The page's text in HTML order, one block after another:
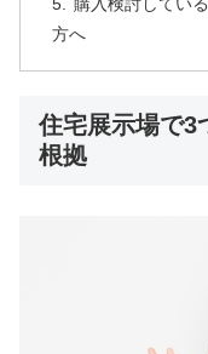
方へ
住宅展示場で3
根拠